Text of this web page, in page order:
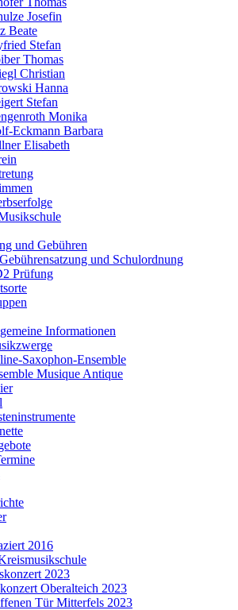
Josefin
Beate
Stefan
Thomas
Christian
Hanna
Stefan
Monika
Eckmann Barbara
Elisabeth
und Gebühren
und Schulordnung
Prüfung
Informationen
Saxophon-Ensemble
Musique Antique
2016
2023
Oberalteich 2023
Tür Mitterfels 2023